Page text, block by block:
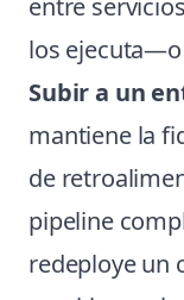
entre
los
Subir a un
mantiene la
de
pipeline
redeploye un